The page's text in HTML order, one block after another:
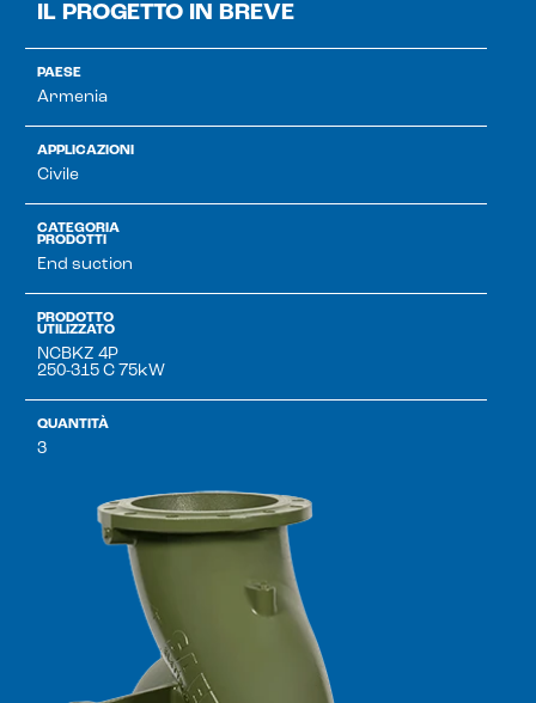
IL PROGETTO IN BREVE
PAESE
Armenia
APPLICAZIONI
Civile
CATEGORIA
PRODOTTI
End suction
PRODOTTO
UTILIZZATO
NCBKZ 4P
250-315 C 75kW
QUANTITÀ
3